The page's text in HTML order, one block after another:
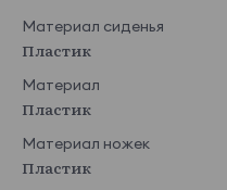
Материал сиденья
Пластик
Материал
Пластик
Материал ножек
Пластик